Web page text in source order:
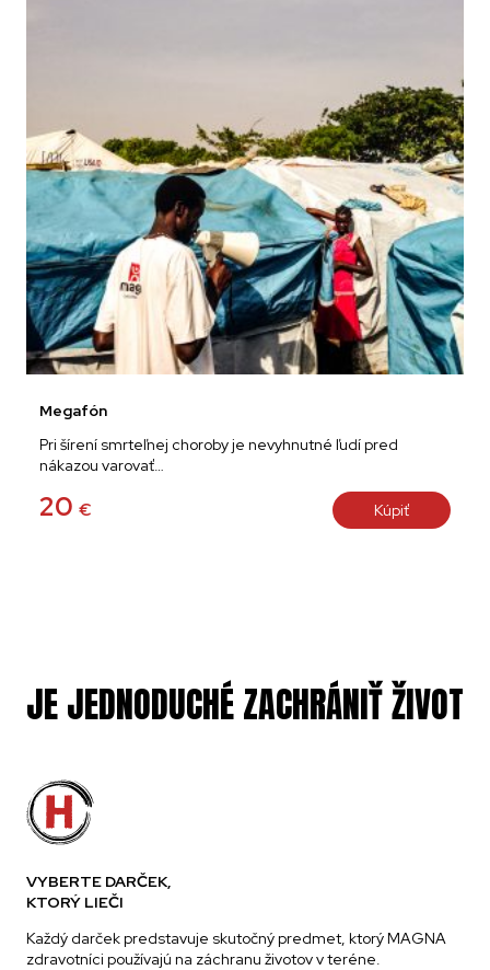
Megafón
20 €
Pri šírení smrteľnej choroby je nevyhnutné ľudí pred
nákazou varovať…
Kúpiť
JE JEDNODUCHÉ ZACHRÁNIŤ ŽIVOT
VYBERTE DARČEK,
KTORÝ LIEČI
Každý darček predstavuje skutočný predmet, ktorý MAGNA
zdravotníci používajú na záchranu životov v teréne.